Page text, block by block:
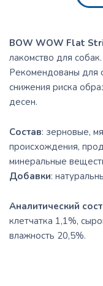
BOW WOW Flat
лакомство для собак.
Рекомендованы для
снижения риска
десен.
Состав: зерновые,
происхождения,
минеральные
Добавки:
Аналитический
клетчатка 1,1%,
влажность 20,5%.